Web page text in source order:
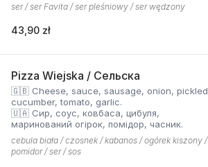
ser / ser Favita / ser pleśniowy / ser wędzony
43,90 zł
Pizza Wiejska / Сельска
🇬🇧 Cheese, sauce, sausage, onion, pickled
cucumber, tomato, garlic.
🇺🇦 Сир, соус, ковбаса, цибуля,
маринований огірок, помідор, часник.
cebula biała / czosnek / kabanos / ogórek kiszony /
pomidor / ser / sos